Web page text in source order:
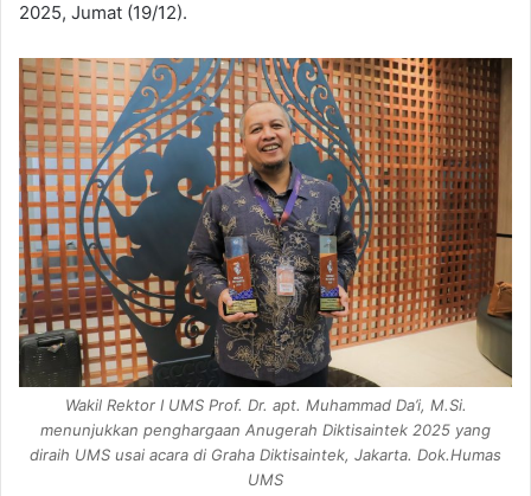
2025, Jumat (19/12).
Wakil Rektor I UMS Prof. Dr. apt. Muhammad Da’i, M.Si.
menunjukkan penghargaan Anugerah Diktisaintek 2025 yang
diraih UMS usai acara di Graha Diktisaintek, Jakarta. Dok.Humas
UMS